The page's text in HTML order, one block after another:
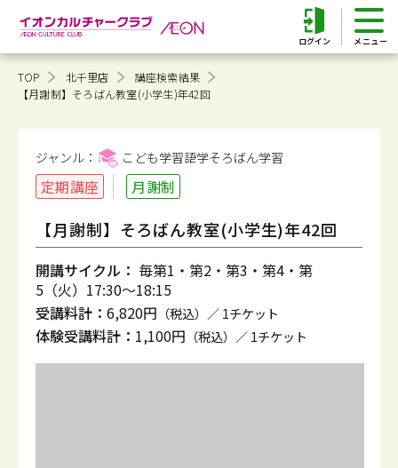
ログイン
TOP 北千里店
講座検索結果
【月謝制】そろばん教室(小学生)年42回
ジャンル： こども学習語学そろばん学習
定期講座 月謝制
【月謝制】そろばん教室(小学生)年42回
開講サイクル： 毎第1・第2・第3・第4・第
5（火）17:30～18:15
受講料計： 6,820円 （税込）／ 1チケット
体験受講料計： 1,100円 （税込）／ 1チケット